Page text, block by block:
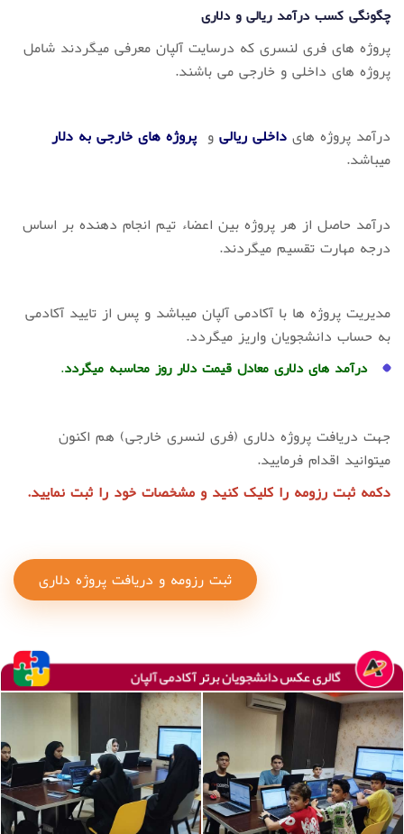
چگونگی کسب درآمد ریالی و دلاری
پروژه های فری لنسری که درسایت آلپان معرفی میگردند شامل
پروژه های داخلی و خارجی می باشند.
درآمد پروژه هایداخلی ریالیو پروژه های خارجی به دلار
میباشد.
درآمد حاصل از هر پروژه بین اعضاء تیم انجام دهنده بر اساس
درجه مهارت تقسیم میگردند.
مدیریت پروژه ها با آکادمی آلپان میباشد و پس از تایید آکادمی
به حساب دانشجویان واریز میگردد.
درآمد های دلاری معادل قیمت دلار روز محاسبه میگردد.
جهت دریافت پروژه دلاری (فری لنسری خارجی) هم اکنون
میتوانید اقدام فرمایید.
دکمه ثبت رزومه را کلیک کنید و مشخصات خود را ثبت نمایید.
ثبت رزومه و دریافت پروژه دلاری